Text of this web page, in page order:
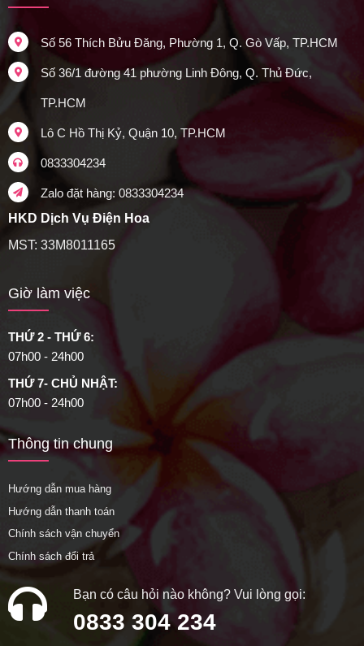
Số 56 Thích Bửu Đăng, Phường 1, Q. Gò Vấp, TP.HCM
Số 36/1 đường 41 phường Linh Đông, Q. Thủ Đức,
TP.HCM
Lô C Hồ Thị Kỷ, Quận 10, TP.HCM
0833304234
Zalo đặt hàng: 0833304234
HKD Dịch Vụ Điện Hoa
MST: 33M8011165
Giờ làm việc
THỨ 2 - THỨ 6:
07h00 - 24h00
THỨ 7- CHỦ NHẬT:
07h00 - 24h00
Thông tin chung
Hướng dẫn mua hàng
Hướng dẫn thanh toán
Chính sách vận chuyển
Chính sách đổi trả
Bạn có câu hỏi nào không? Vui lòng gọi:
0833 304 234